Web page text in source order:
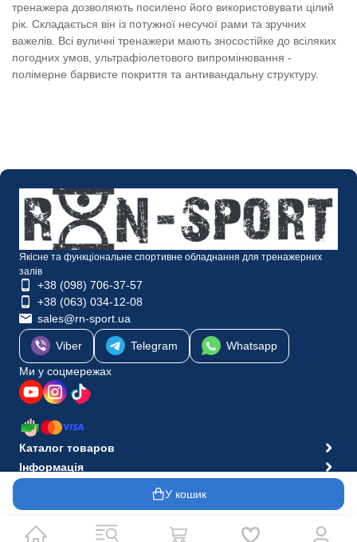
У кошик
тренажера дозволяють посилено його використовувати цілий
рік. Складається він із потужної несучої рами та зручних
важелів. Всі вуличні тренажери мають зносостійке до всіляких
погодних умов, ультрафіолетового випромінювання -
полімерне барвисте покриття та антивандальну структуру.
Якісне та функціональне спортивне обладнання для тренажерних
залів
+38 (098) 706-37-57
+38 (063) 034-12-08
sales@rn-sport.ua
Viber Telegram
Whatsapp
Ми у соцмережах
Каталог товаров
Інформація